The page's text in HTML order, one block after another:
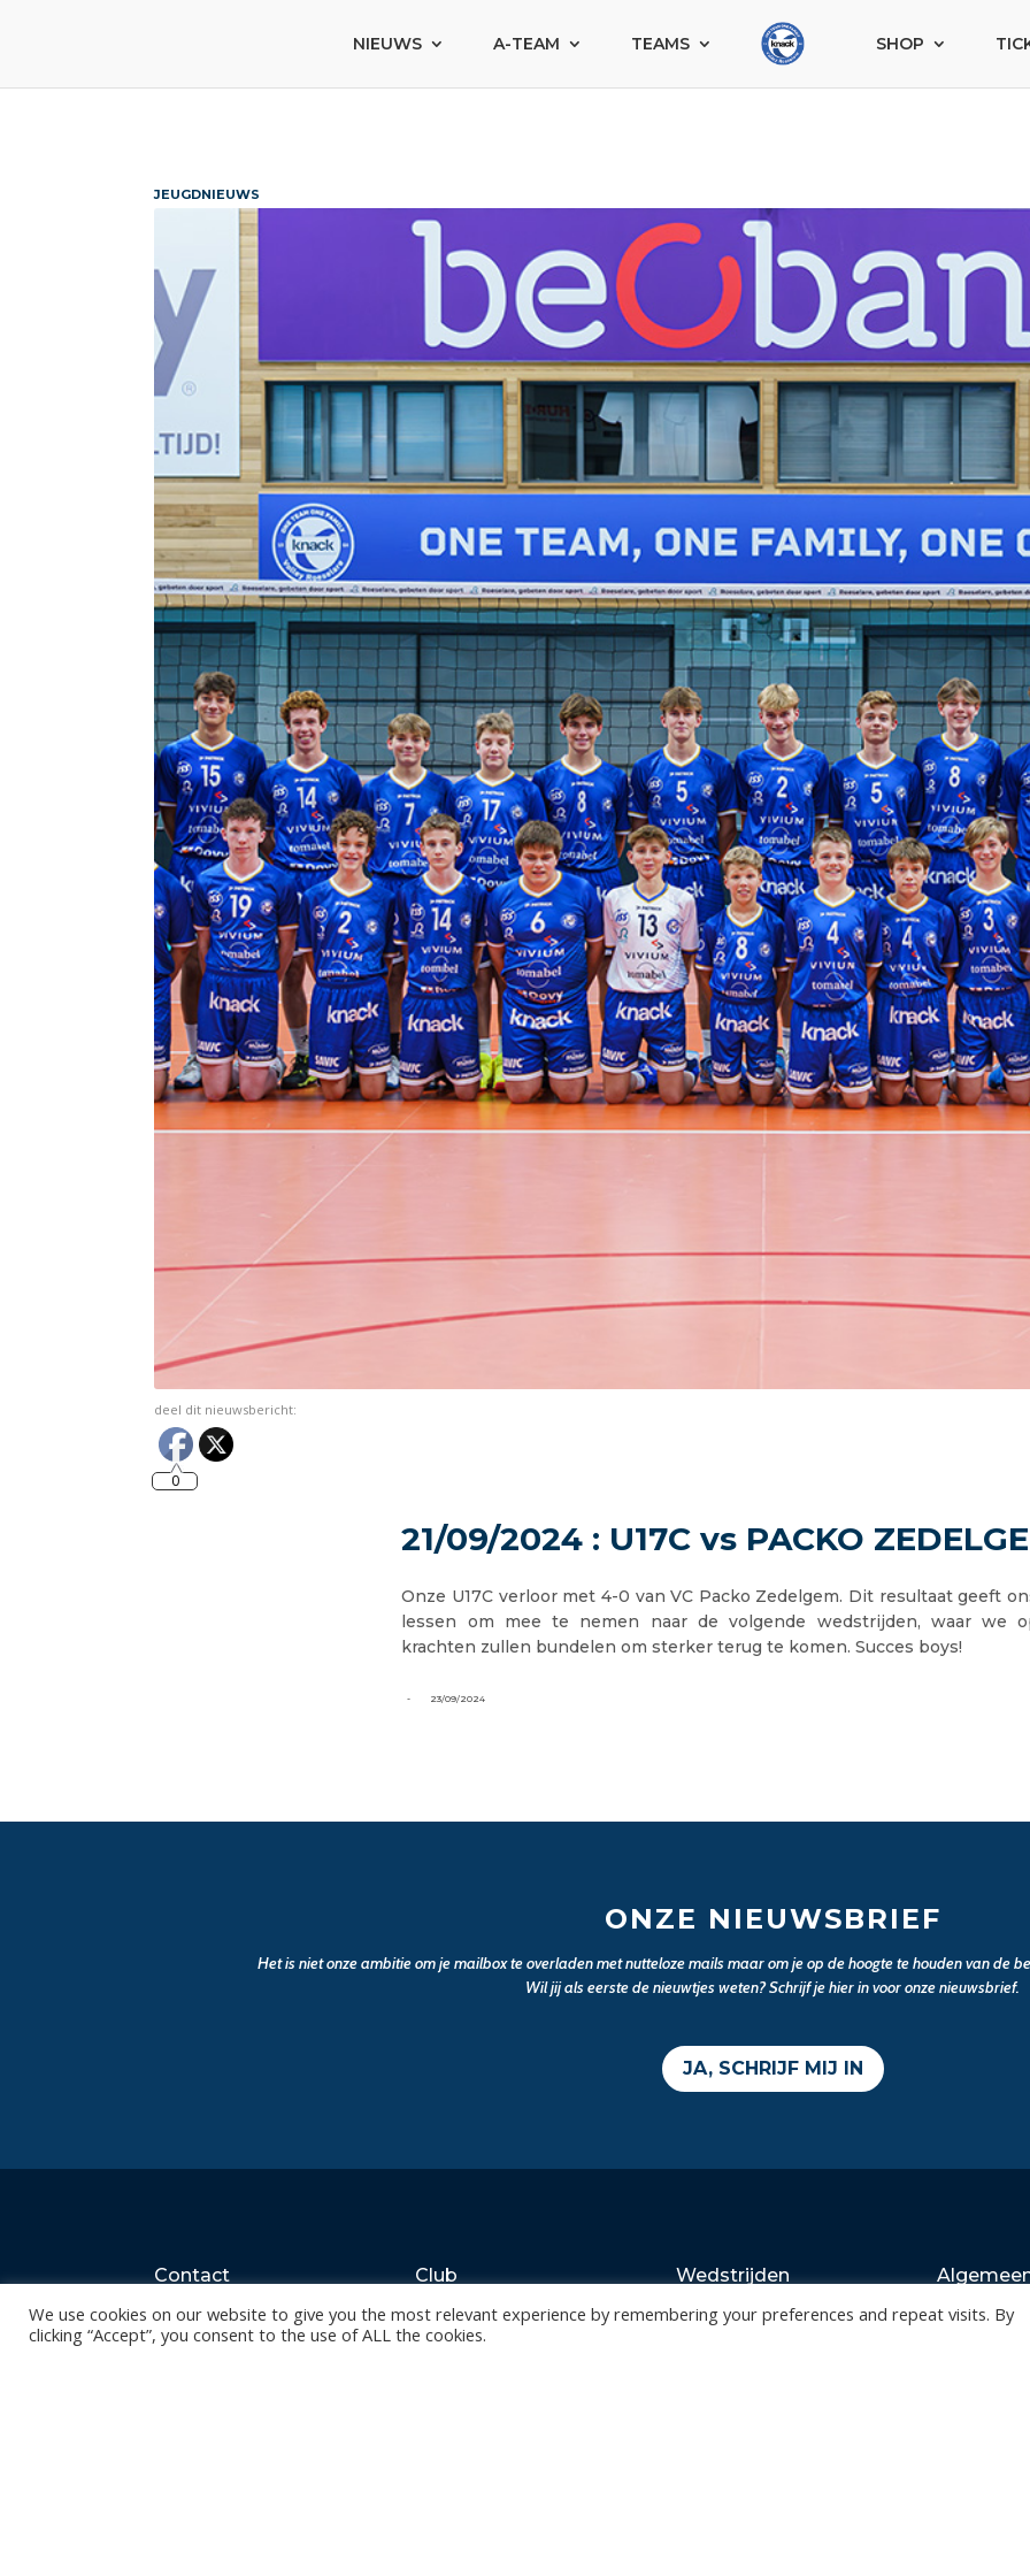
NIEUWS A-TEAM TEAMS SHOP
JEUGDNIEUWS
deel dit nieuwsbericht:
0
21/09/2024 : U17C vs PACKO
Onze U17C verloor met 4-0 van VC Packo Zedelgem. Dit resultaat geeft
lessen om mee te nemen naar de volgende wedstrijden, waar we
krachten zullen bundelen om sterker terug te komen. Succes boys!
- 23/09/2024
ONZE NIEUWSBRIEF
Het is niet onze ambitie om je mailbox te overladen met nutteloze mails maar om je op de hoogte te houden van de
Wil jij als eerste de nieuwtjes weten? Schrijf je hier in voor onze nieuwsbrief.
JA, SCHRIJF MIJ IN
Contact
Diksmuidsesteenweg 396
8800 Roeselare
Club
Nieuws
Team
Wedstrijden
Tickets
Contact
We use cookies on our website to give you the most relevant experience by remembering your preferences and repeat visits. By
clicking “Accept”, you consent to the use of ALL the cookies.